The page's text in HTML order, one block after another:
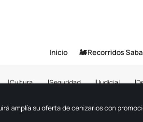
Inicio 🚂 Recorridos
Cultura Seguridad Judicial
amplía su oferta de cenizarios con